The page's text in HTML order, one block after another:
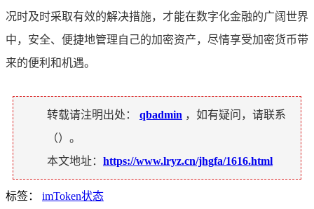
况时及时采取有效的解决措施，才能在数字化金融的广阔世界
中，安全、便捷地管理自己的加密资产，尽情享受加密货币带
来的便利和机遇。
转载请注明出处： qbadmin ，如有疑问，请联系
（）。
本文地址： https://www.lryz.cn/jhgfa/1616.html
标签： imToken状态